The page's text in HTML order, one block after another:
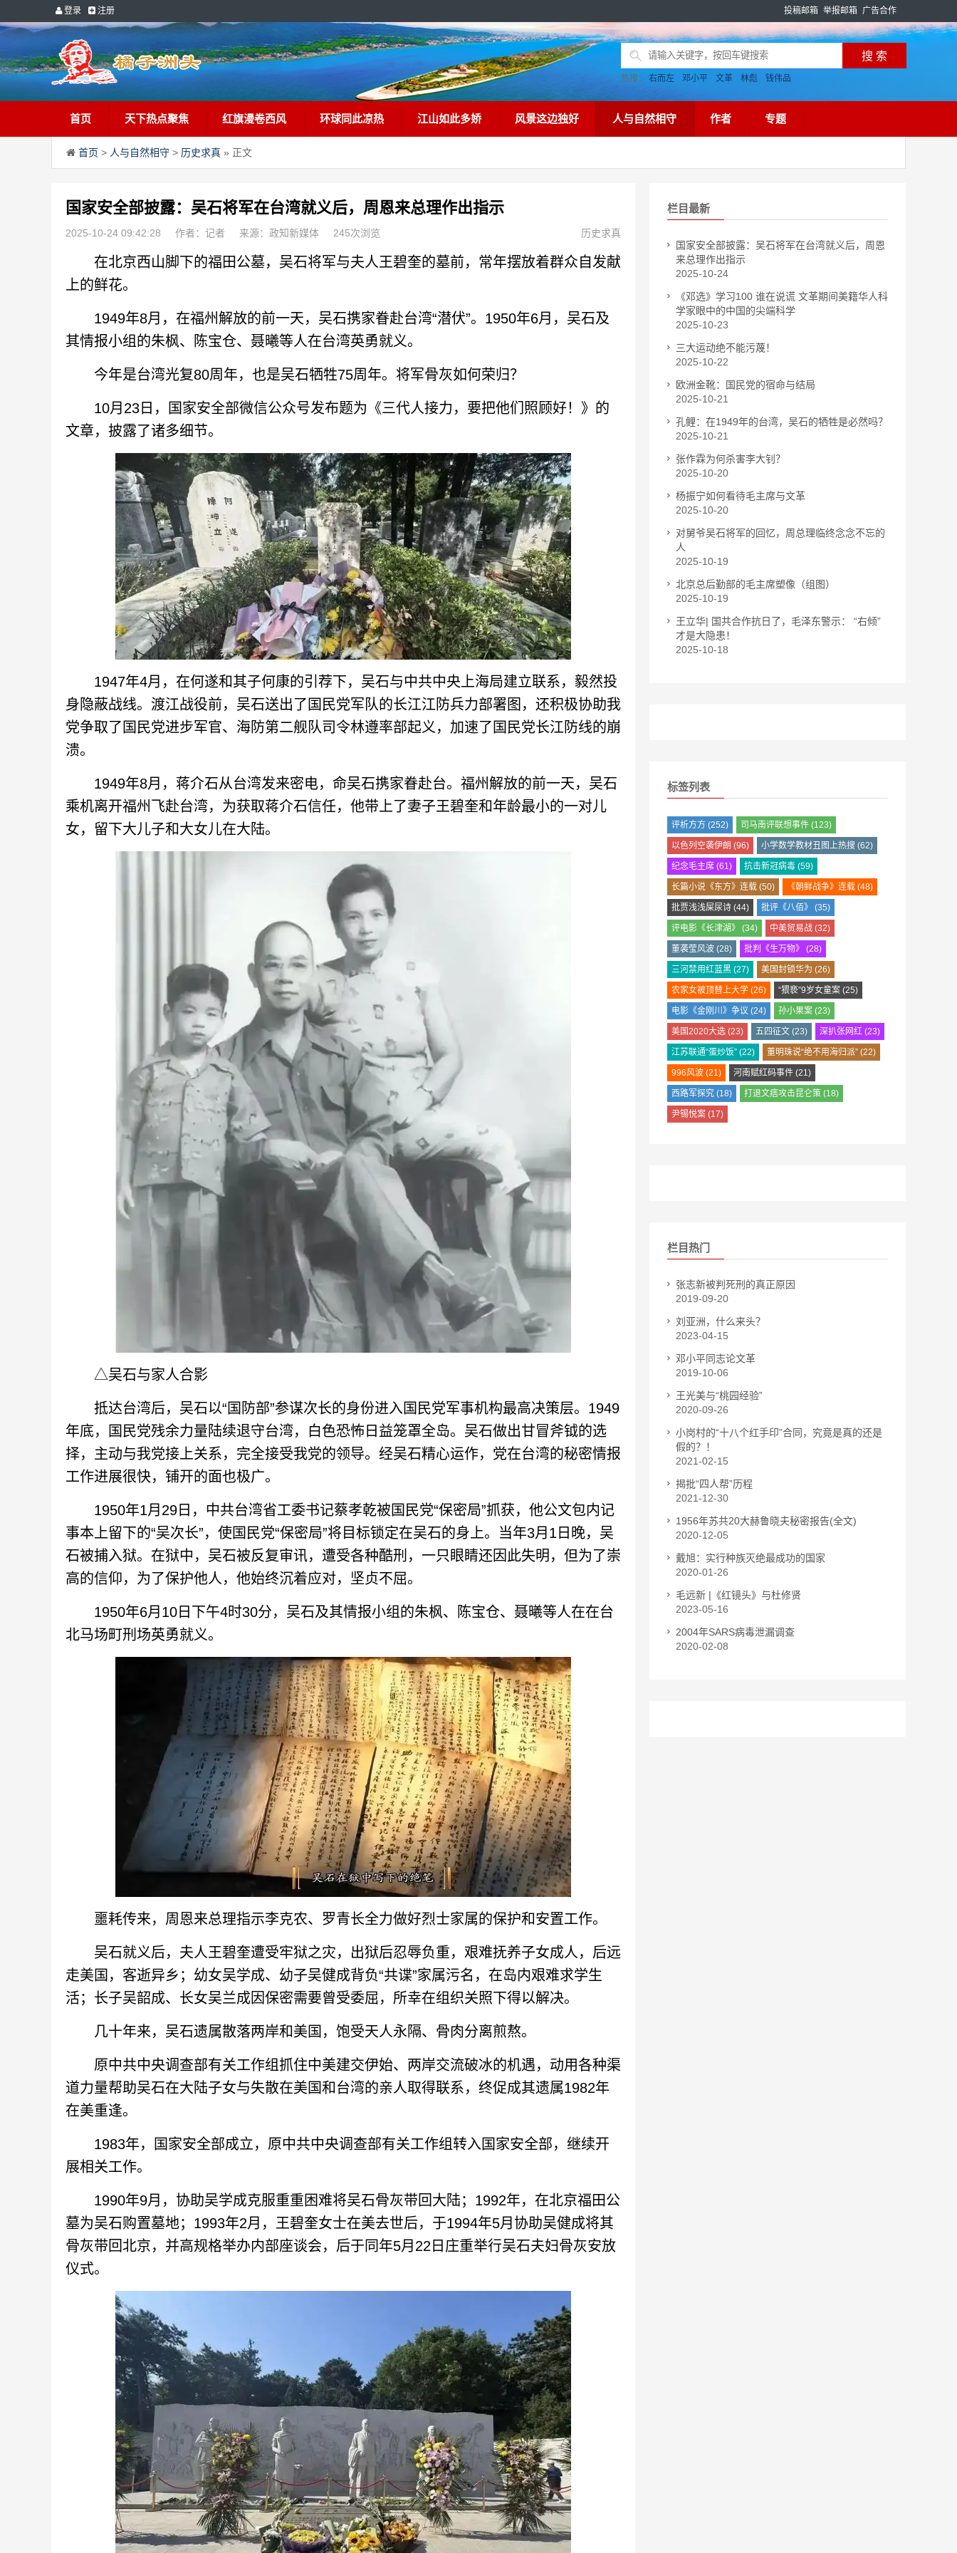
登录 注册 投稿邮箱 举报邮箱 广告合作
热搜： 右而左 邓小平 文革 林彪 钱伟品
首页 天下热点聚焦 红旗漫卷西风 环球同此凉热 江山如此多娇 风景这边独好 人与自然相守 作者 专题
首页 > 人与自然相守 > 历史求真 » 正文
国家安全部披露：吴石将军在台湾就义后，周恩来总理作出指示
2025-10-24 09:42:28 作者：记者 来源：政知新媒体 245次浏览 历史求真
在北京西山脚下的福田公墓，吴石将军与夫人王碧奎的墓前，常年摆放着群众自发献
上的鲜花。
1949年8月，在福州解放的前一天，吴石携家眷赴台湾“潜伏”。1950年6月，吴石及
其情报小组的朱枫、陈宝仓、聂曦等人在台湾英勇就义。
今年是台湾光复80周年，也是吴石牺牲75周年。将军骨灰如何荣归？
10月23日，国家安全部微信公众号发布题为《三代人接力，要把他们照顾好！》的
文章，披露了诸多细节。
1947年4月，在何遂和其子何康的引荐下，吴石与中共中央上海局建立联系，毅然投
身隐蔽战线。渡江战役前，吴石送出了国民党军队的长江江防兵力部署图，还积极协助我
党争取了国民党进步军官、海防第二舰队司令林遵率部起义，加速了国民党长江防线的崩
溃。
1949年8月，蒋介石从台湾发来密电，命吴石携家眷赴台。福州解放的前一天，吴石
乘机离开福州飞赴台湾，为获取蒋介石信任，他带上了妻子王碧奎和年龄最小的一对儿
女，留下大儿子和大女儿在大陆。
△吴石与家人合影
抵达台湾后，吴石以“国防部”参谋次长的身份进入国民党军事机构最高决策层。1949
年底，国民党残余力量陆续退守台湾，白色恐怖日益笼罩全岛。吴石做出甘冒斧钺的选
择，主动与我党接上关系，完全接受我党的领导。经吴石精心运作，党在台湾的秘密情报
工作进展很快，铺开的面也极广。
1950年1月29日，中共台湾省工委书记蔡孝乾被国民党“保密局”抓获，他公文包内记
事本上留下的“吴次长”，使国民党“保密局”将目标锁定在吴石的身上。当年3月1日晚，吴
石被捕入狱。在狱中，吴石被反复审讯，遭受各种酷刑，一只眼睛还因此失明，但为了崇
高的信仰，为了保护他人，他始终沉着应对，坚贞不屈。
1950年6月10日下午4时30分，吴石及其情报小组的朱枫、陈宝仓、聂曦等人在在台
北马场町刑场英勇就义。
噩耗传来，周恩来总理指示李克农、罗青长全力做好烈士家属的保护和安置工作。
吴石就义后，夫人王碧奎遭受牢狱之灾，出狱后忍辱负重，艰难抚养子女成人，后远
走美国，客逝异乡；幼女吴学成、幼子吴健成背负“共谍”家属污名，在岛内艰难求学生
活；长子吴韶成、长女吴兰成因保密需要曾受委屈，所幸在组织关照下得以解决。
几十年来，吴石遗属散落两岸和美国，饱受天人永隔、骨肉分离煎熬。
原中共中央调查部有关工作组抓住中美建交伊始、两岸交流破冰的机遇，动用各种渠
道力量帮助吴石在大陆子女与失散在美国和台湾的亲人取得联系，终促成其遗属1982年
在美重逢。
1983年，国家安全部成立，原中共中央调查部有关工作组转入国家安全部，继续开
展相关工作。
1990年9月，协助吴学成克服重重困难将吴石骨灰带回大陆；1992年，在北京福田公
墓为吴石购置墓地；1993年2月，王碧奎女士在美去世后，于1994年5月协助吴健成将其
骨灰带回北京，并高规格举办内部座谈会，后于同年5月22日庄重举行吴石夫妇骨灰安放
仪式。
栏目最新
国家安全部披露：吴石将军在台湾就义后，周恩
来总理作出指示
2025-10-24
《邓选》学习100 谁在说谎 文革期间美籍华人科
学家眼中的中国的尖端科学
2025-10-23
三大运动绝不能污蔑！
2025-10-22
欧洲金靴：国民党的宿命与结局
2025-10-21
孔鲤：在1949年的台湾，吴石的牺牲是必然吗？
2025-10-21
张作霖为何杀害李大钊？
2025-10-20
杨振宁如何看待毛主席与文革
2025-10-20
对舅爷吴石将军的回忆，周总理临终念念不忘的
人
2025-10-19
北京总后勤部的毛主席塑像（组图）
2025-10-19
王立华| 国共合作抗日了，毛泽东警示： “右倾”
才是大隐患！
2025-10-18
标签列表
评析方方 (252) 司马南评联想事件 (123)
以色列空袭伊朗 (96) 小学数学教材丑图上热搜 (62)
纪念毛主席 (61) 抗击新冠病毒 (59)
长篇小说《东方》连载 (50) 《朝鲜战争》连载 (48)
批贾浅浅屎尿诗 (44) 批评《八佰》 (35)
评电影《长津湖》 (34) 中美贸易战 (32)
董袭莹风波 (28) 批判《生万物》 (28)
三河禁用红蓝黑 (27) 美国封锁华为 (26)
农家女被顶替上大学 (26) “猥亵”9岁女童案 (25)
电影《金刚川》争议 (24) 孙小果案 (23)
美国2020大选 (23) 五四征文 (23) 深扒张网红 (23)
江苏联通“蛋炒饭” (22) 董明珠说“绝不用海归派” (22)
996风波 (21) 河南赋红码事件 (21)
西路军探究 (18) 打退文痞攻击昆仑策 (18)
尹锡悦案 (17)
栏目热门
张志新被判死刑的真正原因
2019-09-20
刘亚洲，什么来头？
2023-04-15
邓小平同志论文革
2019-10-06
王光美与“桃园经验”
2020-09-26
小岗村的“十八个红手印”合同，究竟是真的还是
假的？！
2021-02-15
揭批“四人帮”历程
2021-12-30
1956年苏共20大赫鲁晓夫秘密报告(全文)
2020-12-05
戴旭：实行种族灭绝最成功的国家
2020-01-26
毛远新 |《红镜头》与杜修贤
2023-05-16
2004年SARS病毒泄漏调查
2020-02-08